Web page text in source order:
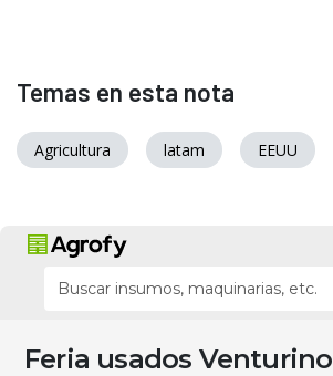
Temas en esta nota
Agricultura latam EEUU
Feria usados Venturino